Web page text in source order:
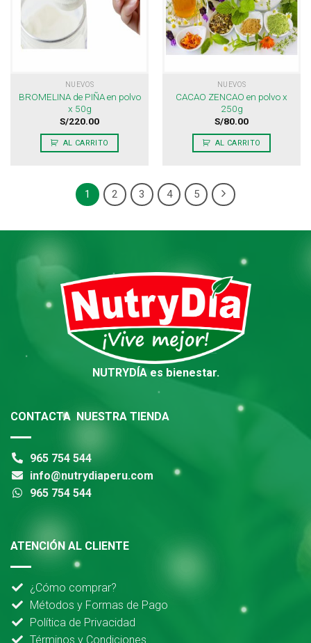
NUEVOS
BROMELINA de PIÑA en polvo
x 50g
S/220.00
AL CARRITO
NUEVOS
CACAO ZENCAO en polvo x
250g
S/80.00
AL CARRITO
1 2 3 4 5
NUTRYDÍA es bienestar.
CONTACTA NUESTRA TIENDA
965 754 544
info@nutrydiaperu.com
965 754 544
ATENCIÓN AL CLIENTE
¿Cómo comprar?
Métodos y Formas de Pago
Política de Privacidad
Términos y Condiciones